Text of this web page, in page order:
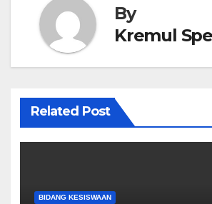
By
Kremul
Related Post
BIDANG KESISWAAN